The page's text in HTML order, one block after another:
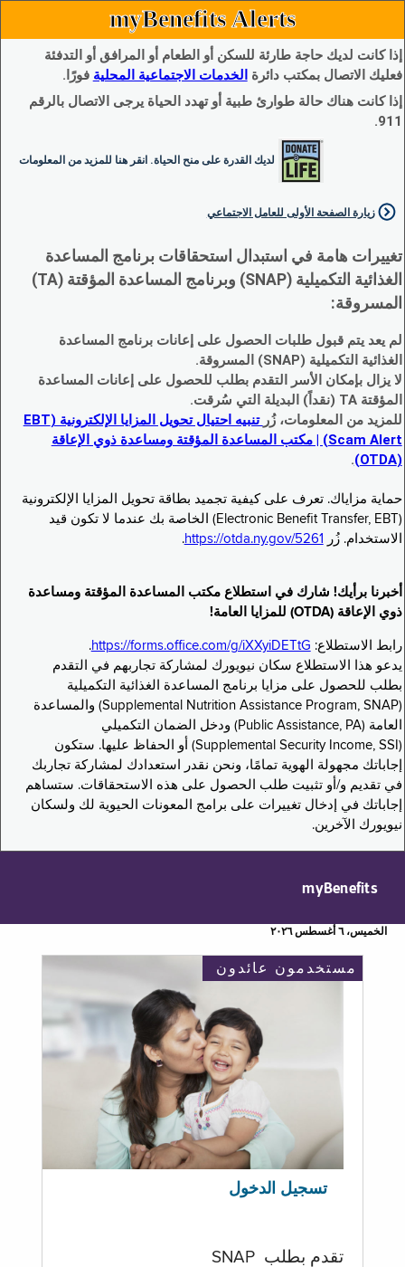
myBenefits Alerts
إذا كانت لديك حاجة طارئة للسكن أو الطعام أو المرافق أو التدفئة
فعليك الاتصال بمكتب دائرة الخدمات الاجتماعية المحلية فورًا.
إذا كانت هناك حالة طوارئ طبية أو تهدد الحياة يرجى الاتصال بالرقم
911.
لديك القدرة على منح الحياة. انقر هنا للمزيد من المعلومات
زيارة الصفحة الأولى للعامل الاجتماعي
تغييرات هامة في استبدال استحقاقات برنامج المساعدة
الغذائية التكميلية (SNAP) وبرنامج المساعدة المؤقتة (TA)
المسروقة:
لم يعد يتم قبول طلبات الحصول على إعانات برنامج المساعدة
الغذائية التكميلية (SNAP) المسروقة.
لا يزال بإمكان الأسر التقدم بطلب للحصول على إعانات المساعدة
المؤقتة TA (نقداً) البديلة التي سُرقت.
للمزيد من المعلومات، زُر
تنبيه احتيال تحويل المزايا الإلكترونية (EBT
Scam Alert) | مكتب المساعدة المؤقتة ومساعدة ذوي الإعاقة
(OTDA)
.
حماية مزاياك. تعرف على كيفية تجميد بطاقة تحويل المزايا الإلكترونية
(Electronic Benefit Transfer, EBT) الخاصة بك عندما لا تكون قيد
الاستخدام. زُر
https://otda.ny.gov/5261
.
أخبرنا برأيك! شارك في استطلاع مكتب المساعدة المؤقتة ومساعدة
ذوي الإعاقة (OTDA) للمزايا العامة!
رابط الاستطلاع: https://forms.office.com/g/iXXyiDETtG
.
يدعو هذا الاستطلاع سكان نيويورك لمشاركة تجاربهم في التقدم
بطلب للحصول على مزايا برنامج المساعدة الغذائية التكميلية
(Supplemental Nutrition Assistance Program, SNAP) والمساعدة
العامة (Public Assistance, PA) ودخل الضمان التكميلي
(Supplemental Security Income, SSI) أو الحفاظ عليها. ستكون
إجاباتك مجهولة الهوية تمامًا، ونحن نقدر استعدادك لمشاركة تجاربك
في تقديم و/أو تثبيت طلب الحصول على هذه الاستحقاقات. ستساهم
إجاباتك في إدخال تغييرات على برامج المعونات الحيوية لك ولسكان
نيويورك الآخرين.
myBenefits
الخميس، ٦ أغسطس ٢٠٢٦
مستخدمون عائدون
تسجيل الدخول
تقدم بطلب SNAP